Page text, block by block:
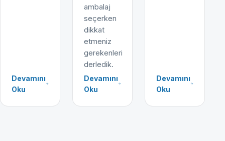
Devamını
Oku
ambalaj
seçerken
dikkat
etmeniz
gerekenleri
derledik.
Devamını
Oku
Devamını
Oku